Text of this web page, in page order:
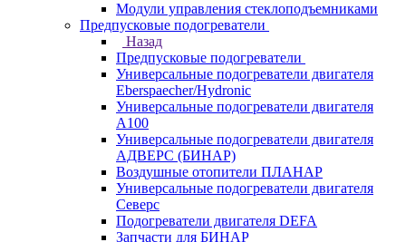
Модули управления стеклоподъемниками
Предпусковые подогреватели
Назад
Предпусковые подогреватели
Универсальные подогреватели двигателя
Eberspaecher/Hydronic
Универсальные подогреватели двигателя
A100
Универсальные подогреватели двигателя
АДВЕРС (БИНАР)
Воздушные отопители ПЛАНАР
Универсальные подогреватели двигателя
Северс
Подогреватели двигателя DEFA
Запчасти для БИНАР